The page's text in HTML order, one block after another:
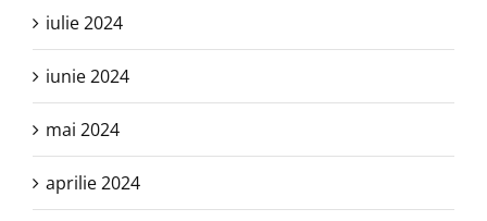
iulie 2024
iunie 2024
mai 2024
aprilie 2024